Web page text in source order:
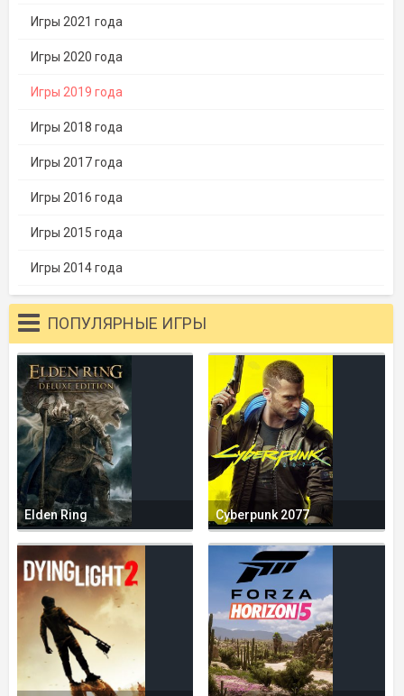
Игры 2021 года
Игры 2020 года
Игры 2019 года
Игры 2018 года
Игры 2017 года
Игры 2016 года
Игры 2015 года
Игры 2014 года
ПОПУЛЯРНЫЕ ИГРЫ
Elden Ring Cyberpunk 2077